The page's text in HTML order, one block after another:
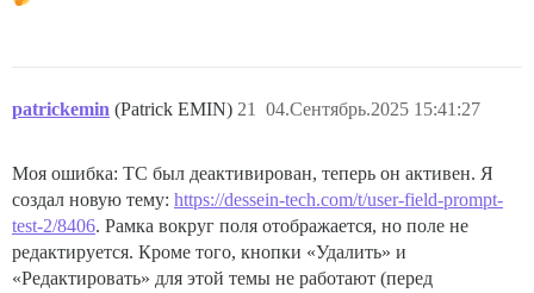
patrickemin (Patrick EMIN) 04.Сентябрь.2025 15:41:27
21
Моя ошибка: TC был деактивирован, теперь он активен. Я
создал новую тему: https://dessein-tech.com/t/user-field-prompt-
test-2/8406. Рамка вокруг поля отображается, но поле не
редактируется. Кроме того, кнопки «Удалить» и
«Редактировать» для этой темы не работают (перед